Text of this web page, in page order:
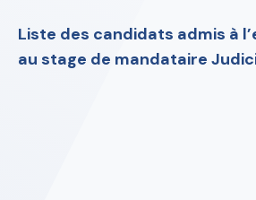
Liste des candidats admis à
au stage de mandataire